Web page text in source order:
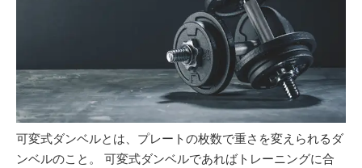
可変式ダンベルとは、プレートの枚数で重さを変えられるダ
ンベルのこと。 可変式ダンベルであればトレーニングに合